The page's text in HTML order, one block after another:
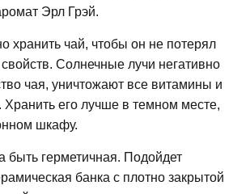
Эрл Грэй.
хранить чай, чтобы он не потерял
Солнечные лучи негативно
чая, уничтожают все витамины и
его лучше в темном месте,
шкафу.
быть герметичная. Подойдет
банка с плотно закрытой